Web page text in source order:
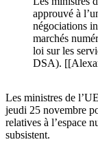
approuvé à
négociations
marchés
loi sur les
DSA).
Les ministres de
jeudi 25 novembre
relatives à l’espace
subsistent.